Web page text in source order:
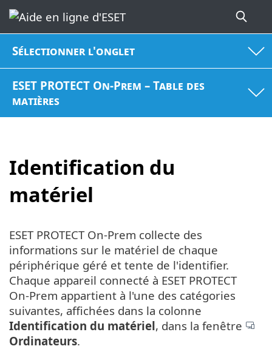
Sélectionner l'onglet
ESET PROTECT On-Prem – Table des
matières
Identification du
matériel
ESET PROTECT On-Prem collecte des
informations sur le matériel de chaque
périphérique géré et tente de l'identifier.
Chaque appareil connecté à ESET PROTECT
On-Prem appartient à l'une des catégories
suivantes, affichées dans la colonne
Identification du matériel, dans la fenêtre
Ordinateurs.